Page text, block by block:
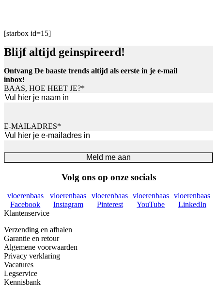
[starbox id=15]
Blijf altijd geinspireerd!
Ontvang De baaste trends altijd als eerste in je e-mail
inbox!
BAAS, HOE HEET JE?*
E-MAILADRES*
Meld me aan
Volg ons op onze socials
vloerenbaas
Facebook
vloerenbaas
Instagram
vloerenbaas
Pinterest
vloerenbaas
YouTube
vloerenbaas
LinkedIn
Klantenservice
Verzending en afhalen
Garantie en retour
Algemene voorwaarden
Privacy verklaring
Vacatures
Legservice
Kennisbank